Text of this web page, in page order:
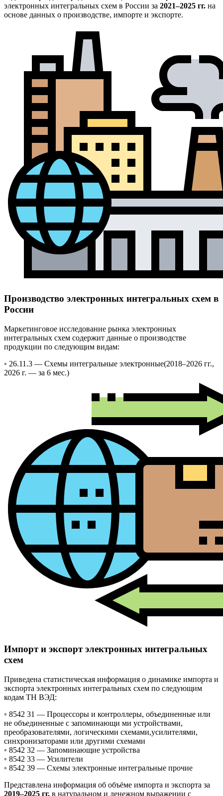
электронных интегральных схем в России за 2021–2025 гг. на
основе данных о производстве, импорте и экспорте.
Производство электронных интегральных схем в
России
Маркетинговое исследование рынка электронных
интегральных схем содержит данные о производстве
продукции по следующим видам:
◦ 26.11.3 — Схемы интегральные электронные(2018–2026 гг.,
2026 г. — за 6 мес.)
Импорт и экспорт электронных интегральных
схем
Приведена статистическая информация о динамике импорта и
экспорта электронных интегральных схем по следующим
кодам ТН ВЭД:
◦ 8542 31 — Процессоры и контроллеры, объединенные или
не объединенные с запоминающи ми устройствами,
преобразователями, логическими схемами,усилителями,
синхронизаторами или другими схемами
◦ 8542 32 — Запоминающие устройства
◦ 8542 33 — Усилители
◦ 8542 39 — Схемы электронные интегральные прочие
Представлена информация об объёме импорта и экспорта за
2019–2025 гг. в натуральном и денежном выражении с